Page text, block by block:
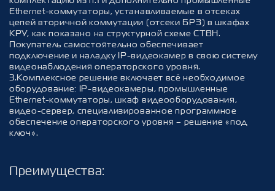
Ethernet-коммутаторы, устанавливаемые в отсеках
цепей вторичной коммутации (отсеки БРЗ) в шкафах
КРУ, как показано на структурной схеме СТВН.
Покупатель самостоятельно обеспечивает
подключение и наладку IP-видеокамер в свою систему
видеонаблюдения операторского уровня.
3.Комплексное решение включает всё необходимое
оборудование: IP-видеокамеры, промышленные
Ethernet-коммутаторы, шкаф видеооборудования,
видео-сервер, специализированное программное
обеспечение операторского уровня – решение «под
ключ».
Преимущества: